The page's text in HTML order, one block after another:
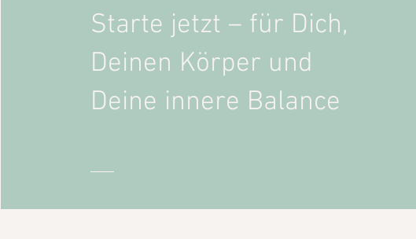
Starte jetzt – für Dich,
Deinen Körper und
Deine innere Balance